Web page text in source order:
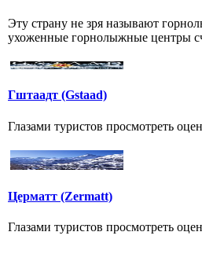
Эту страну не зря называют
ухоженные горнолыжные центры
Гштаадт (Gstaad)
Глазами туристов просмотреть
Церматт (Zermatt)
Глазами туристов просмотреть